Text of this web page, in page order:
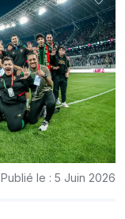
Publié le : 5 Juin 2026